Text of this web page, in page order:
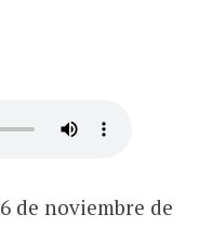
de noviembre de